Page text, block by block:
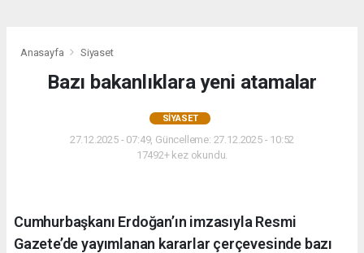
Anasayfa Siyaset
Bazı bakanlıklara yeni atamalar
SIYASET
27.12.2025 - 07:49, Güncelleme: 27.12.2025 - 10:52
17492+ kez okundu.
Cumhurbaşkanı Erdoğan’ın imzasıyla Resmi
Gazete’de yayımlanan kararlar çerçevesinde bazı